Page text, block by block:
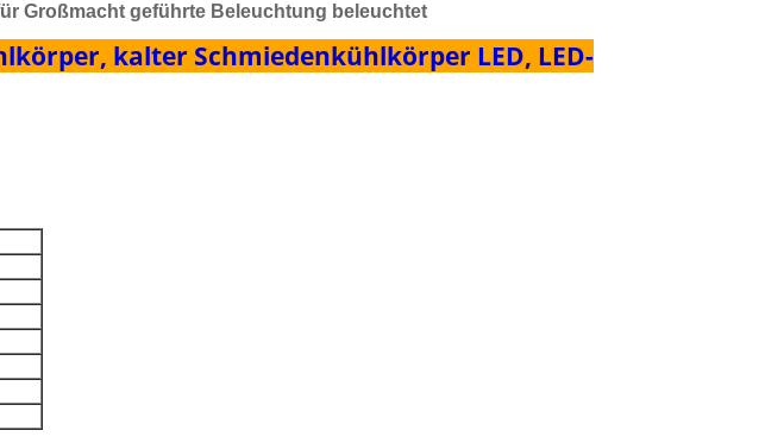
Großmacht geführte Beleuchtung beleuchtet
kalter Schmiedenkühlkörper LED, LED-